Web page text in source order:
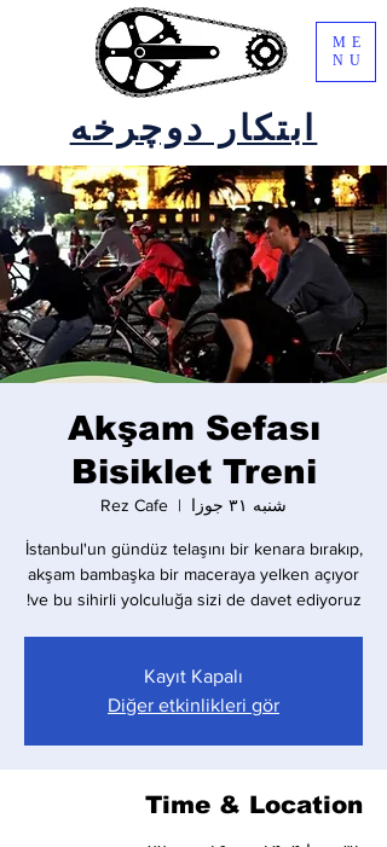
ابتکار دوچرخه
ME
NU
Akşam Sefası
Bisiklet Treni
شنبه ۳۱ جوزا
  |
Rez Cafe
İstanbul'un gündüz telaşını bir kenara bırakıp,
akşam bambaşka bir maceraya yelken açıyor
ve bu sihirli yolculuğa sizi de davet ediyoruz!
Kayıt Kapalı
Diğer etkinlikleri gör
Time & Location